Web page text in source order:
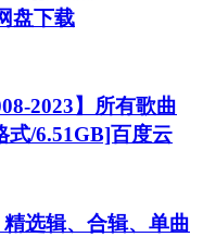
盘下载
2023】所有歌曲
/6.51GB]百度云
选辑、合辑、单曲